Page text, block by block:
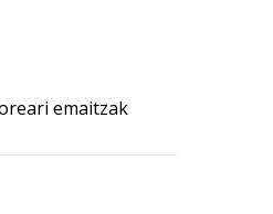
emaitzak